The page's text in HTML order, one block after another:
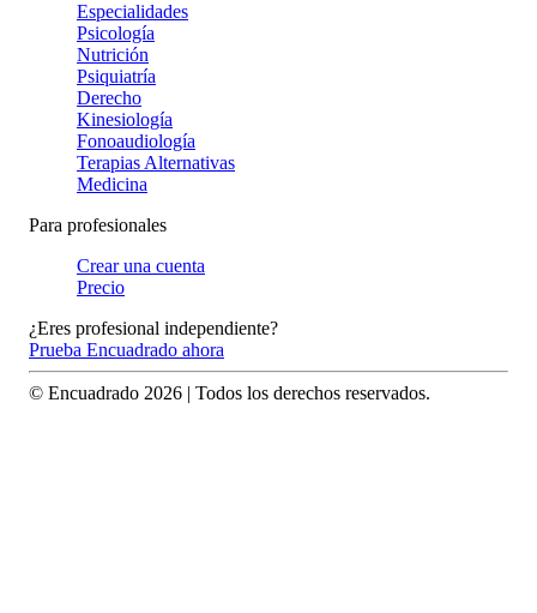
Especialidades
Psicología
Nutrición
Psiquiatría
Derecho
Kinesiología
Fonoaudiología
Terapias Alternativas
Medicina
Para profesionales
Crear una cuenta
Precio
¿Eres profesional independiente?
Prueba Encuadrado ahora
© Encuadrado 2026 | Todos los derechos reservados.